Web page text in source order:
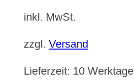
inkl. MwSt.
zzgl. Versand
Lieferzeit: 10 Werktage